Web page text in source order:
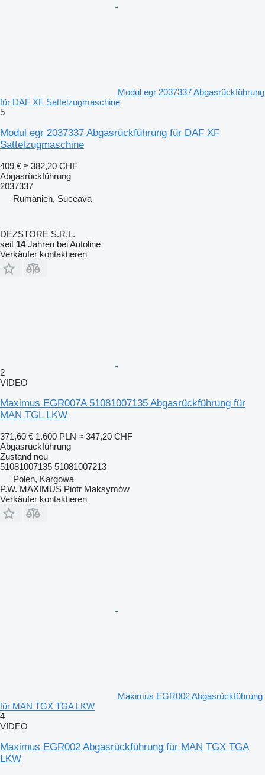
Modul egr 2037337 Abgasrückführung
für DAF XF Sattelzugmaschine
5
Modul egr 2037337 Abgasrückführung für DAF XF
Sattelzugmaschine
409 € ≈ 382,20 CHF
Abgasrückführung
2037337
Rumänien, Suceava
DEZSTORE S.R.L.
seit 14Jahren bei Autoline
Verkäufer kontaktieren
2
VIDEO
Maximus EGR007A 51081007135 Abgasrückführung für
MAN TGL LKW
371,60 € 1.600 PLN ≈ 347,20 CHF
Abgasrückführung
Zustand neu
51081007135 51081007213
Polen, Kargowa
P.W. MAXIMUS Piotr Maksymów
Verkäufer kontaktieren
Maximus EGR002 Abgasrückführung
für MAN TGX TGA LKW
4
VIDEO
Maximus EGR002 Abgasrückführung für MAN TGX TGA
LKW